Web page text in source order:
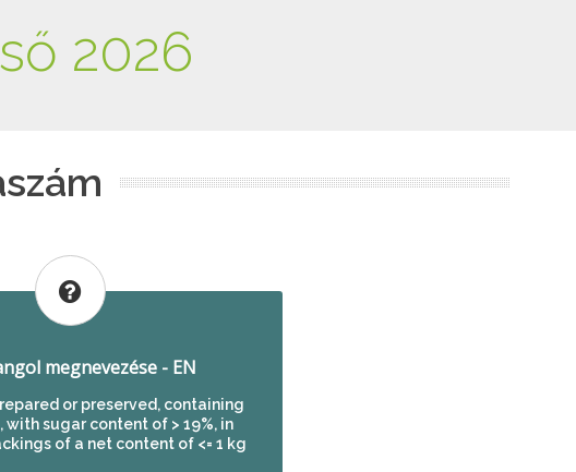
2026
megnevezése - EN
or preserved, containing
with sugar content of > 19%, in
of a net content of <= 1 kg